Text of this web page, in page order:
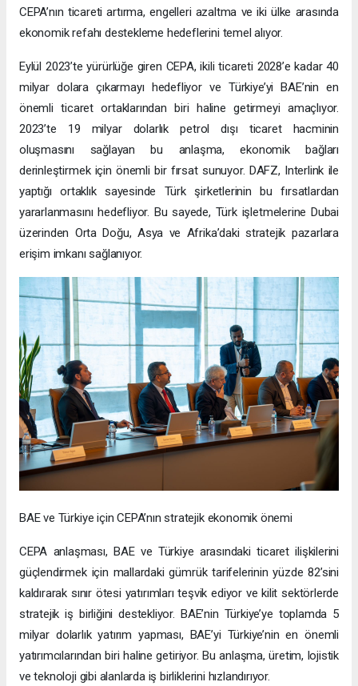
CEPA’nın ticareti artırma, engelleri azaltma ve iki ülke arasında
ekonomik refahı destekleme hedeflerini temel alıyor.
Eylül 2023’te yürürlüğe giren CEPA, ikili ticareti 2028’e kadar 40
milyar dolara çıkarmayı hedefliyor ve Türkiye’yi BAE’nin en
önemli ticaret ortaklarından biri haline getirmeyi amaçlıyor.
2023’te 19 milyar dolarlık petrol dışı ticaret hacminin
oluşmasını sağlayan bu anlaşma, ekonomik bağları
derinleştirmek için önemli bir fırsat sunuyor. DAFZ, Interlink ile
yaptığı ortaklık sayesinde Türk şirketlerinin bu fırsatlardan
yararlanmasını hedefliyor. Bu sayede, Türk işletmelerine Dubai
üzerinden Orta Doğu, Asya ve Afrika’daki stratejik pazarlara
erişim imkanı sağlanıyor.
BAE ve Türkiye için CEPA’nın stratejik ekonomik önemi
CEPA anlaşması, BAE ve Türkiye arasındaki ticaret ilişkilerini
güçlendirmek için mallardaki gümrük tarifelerinin yüzde 82’sini
kaldırarak sınır ötesi yatırımları teşvik ediyor ve kilit sektörlerde
stratejik iş birliğini destekliyor. BAE’nin Türkiye’ye toplamda 5
milyar dolarlık yatırım yapması, BAE’yi Türkiye’nin en önemli
yatırımcılarından biri haline getiriyor. Bu anlaşma, üretim, lojistik
ve teknoloji gibi alanlarda iş birliklerini hızlandırıyor.